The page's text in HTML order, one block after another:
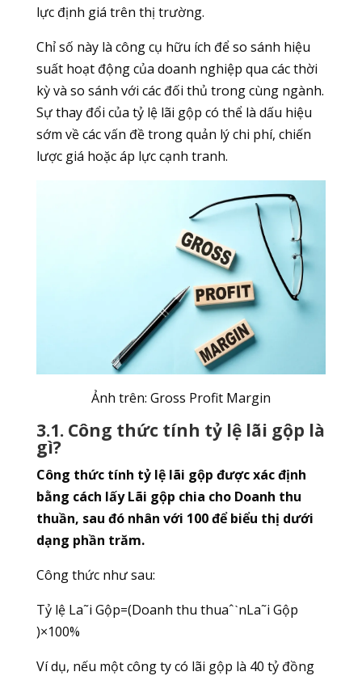
lực định giá trên thị trường.
Chỉ số này là công cụ hữu ích để so sánh hiệu
suất hoạt động của doanh nghiệp qua các thời
kỳ và so sánh với các đối thủ trong cùng ngành.
Sự thay đổi của tỷ lệ lãi gộp có thể là dấu hiệu
sớm về các vấn đề trong quản lý chi phí, chiến
lược giá hoặc áp lực cạnh tranh.
Ảnh trên: Gross Profit Margin
3.1. Công thức tính tỷ lệ lãi gộp là
gì?
Công thức tính tỷ lệ lãi gộp được xác định
bằng cách lấy Lãi gộp chia cho Doanh thu
thuần, sau đó nhân với 100 để biểu thị dưới
dạng phần trăm.
Công thức như sau:
Tỷ lệ La˜i Gộp=(Doanh thu thuaˆˋnLa˜i Gộp​
)×100%
Ví dụ, nếu một công ty có lãi gộp là 40 tỷ đồng